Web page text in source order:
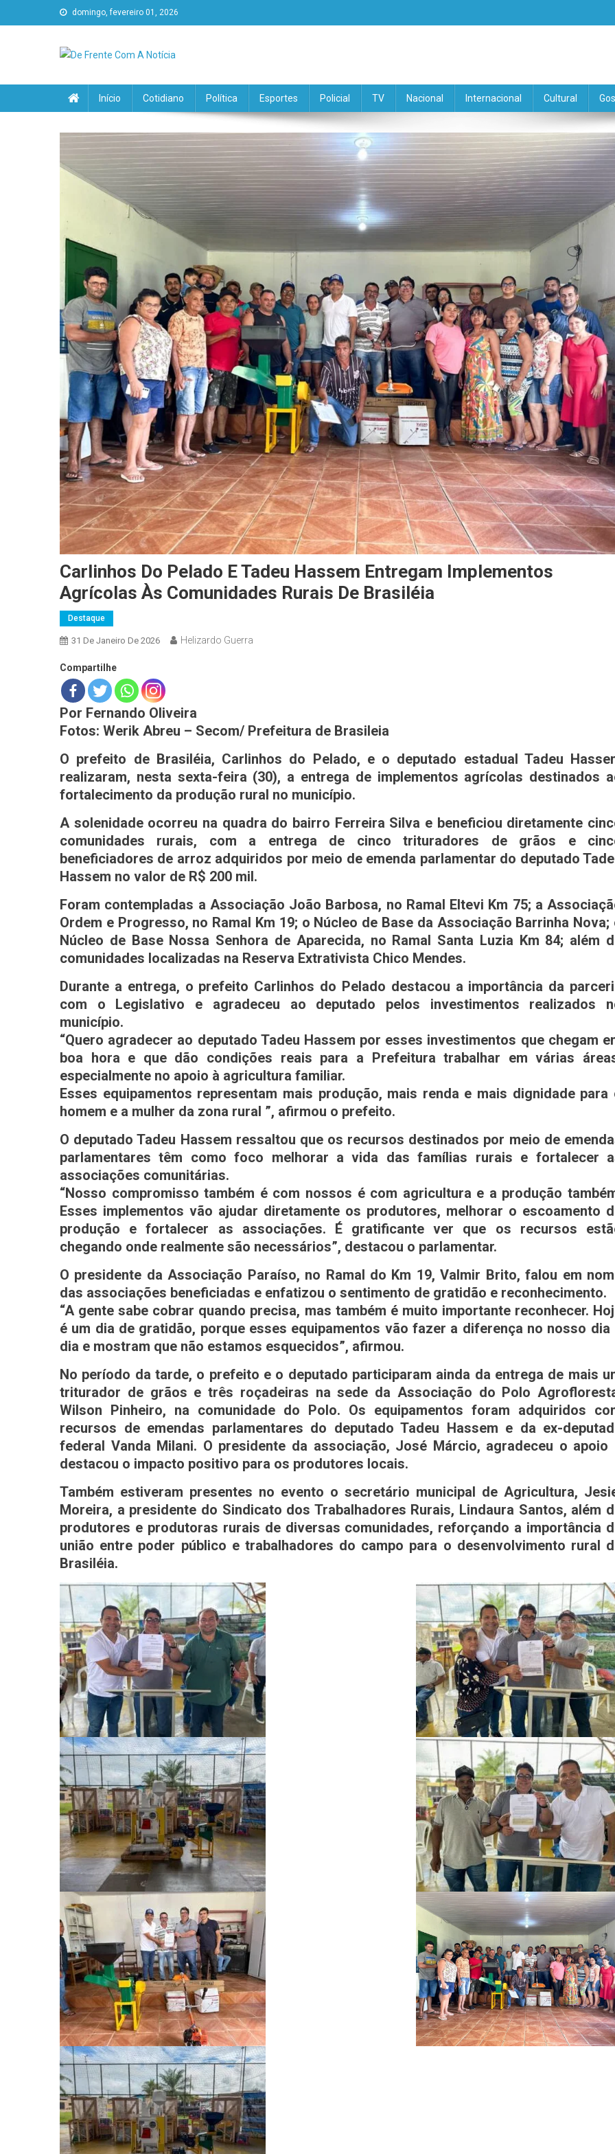
domingo, fevereiro 01, 2026
De Frente Com A Notícia
Início Cotidiano Política Esportes Policial TV Nacional Internacional Cultural
Carlinhos Do Pelado E Tadeu Hassem Entregam Implementos
Agrícolas Às Comunidades Rurais De Brasiléia
Destaque
31 De Janeiro De 2026 Helizardo Guerra
Compartilhe
Por Fernando Oliveira
Fotos: Werik Abreu – Secom/ Prefeitura de Brasileia
O prefeito de Brasiléia, Carlinhos do Pelado, e o deputado estadual Tadeu
realizaram, nesta sexta-feira (30), a entrega de implementos agrícolas destinados
fortalecimento da produção rural no município.
A solenidade ocorreu na quadra do bairro Ferreira Silva e beneficiou diretamente
comunidades rurais, com a entrega de cinco trituradores de grãos e
beneficiadores de arroz adquiridos por meio de emenda parlamentar do deputado
Hassem no valor de R$ 200 mil.
Foram contempladas a Associação João Barbosa, no Ramal Eltevi Km 75; a
Ordem e Progresso, no Ramal Km 19; o Núcleo de Base da Associação Barrinha Nova;
Núcleo de Base Nossa Senhora de Aparecida, no Ramal Santa Luzia Km 84; além
comunidades localizadas na Reserva Extrativista Chico Mendes.
Durante a entrega, o prefeito Carlinhos do Pelado destacou a importância da
com o Legislativo e agradeceu ao deputado pelos investimentos realizados
município.
“Quero agradecer ao deputado Tadeu Hassem por esses investimentos que chegam
boa hora e que dão condições reais para a Prefeitura trabalhar em várias
especialmente no apoio à agricultura familiar.
Esses equipamentos representam mais produção, mais renda e mais dignidade para
homem e a mulher da zona rural ”, afirmou o prefeito.
O deputado Tadeu Hassem ressaltou que os recursos destinados por meio de
parlamentares têm como foco melhorar a vida das famílias rurais e fortalecer
associações comunitárias.
“Nosso compromisso também é com nossos é com agricultura e a produção
Esses implementos vão ajudar diretamente os produtores, melhorar o escoamento
produção e fortalecer as associações. É gratificante ver que os recursos
chegando onde realmente são necessários”, destacou o parlamentar.
O presidente da Associação Paraíso, no Ramal do Km 19, Valmir Brito, falou em
das associações beneficiadas e enfatizou o sentimento de gratidão e reconhecimento.
“A gente sabe cobrar quando precisa, mas também é muito importante reconhecer.
é um dia de gratidão, porque esses equipamentos vão fazer a diferença no nosso dia
dia e mostram que não estamos esquecidos”, afirmou.
No período da tarde, o prefeito e o deputado participaram ainda da entrega de mais
triturador de grãos e três roçadeiras na sede da Associação do Polo
Wilson Pinheiro, na comunidade do Polo. Os equipamentos foram adquiridos
recursos de emendas parlamentares do deputado Tadeu Hassem e da ex-
federal Vanda Milani. O presidente da associação, José Márcio, agradeceu o apoio
destacou o impacto positivo para os produtores locais.
Também estiveram presentes no evento o secretário municipal de Agricultura,
Moreira, a presidente do Sindicato dos Trabalhadores Rurais, Lindaura Santos, além
produtores e produtoras rurais de diversas comunidades, reforçando a importância
união entre poder público e trabalhadores do campo para o desenvolvimento rural
Brasiléia.